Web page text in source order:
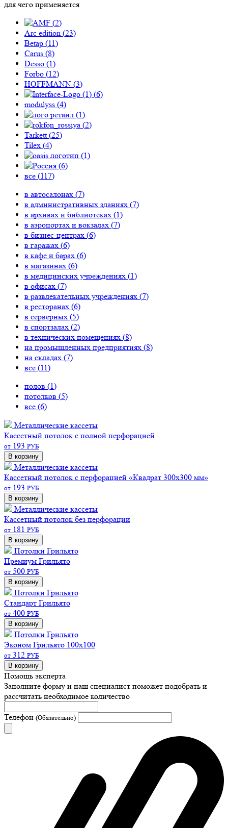
для чего применяется
(2)
Arc edition (23)
Betap (11)
Carus (8)
Desso (1)
Forbo (12)
HOFFMANN (3)
(6)
modulyss (4)
(1)
(2)
Tarkett (25)
Tilex (4)
(1)
(6)
все (117)
в автосалонах (7)
в административных зданиях (7)
в архивах и библиотеках (1)
в аэропортах и вокзалах (7)
в бизнес-центрах (6)
в гаражах (6)
в кафе и барах (6)
в магазинах (6)
в медицинских учреждениях (1)
в офисах (7)
в развлекательных учреждениях (7)
в ресторанах (6)
в серверных (5)
в спортзалах (2)
в технических помещениях (8)
на промышленных предприятиях (8)
на складах (7)
все (11)
полов (1)
потолков (5)
все (6)
Металлические кассеты
Кассетный потолок с полной перфорацией
от 193 РУБ
В корзину
Металлические кассеты
Кассетный потолок с перфорацией «Квадрат 300х300 мм»
от 193 РУБ
В корзину
Металлические кассеты
Кассетный потолок без перфорации
от 181 РУБ
В корзину
Потолки Грильято
Премиум Грильято
от 500 РУБ
В корзину
Потолки Грильято
Стандарт Грильято
от 400 РУБ
В корзину
Потолки Грильято
Эконом Грильято 100х100
от 312 РУБ
В корзину
Помощь эксперта
Заполните форму и наш специалист поможет подобрать и
рассчитать необходимое количество
Телефон (Обязательно)